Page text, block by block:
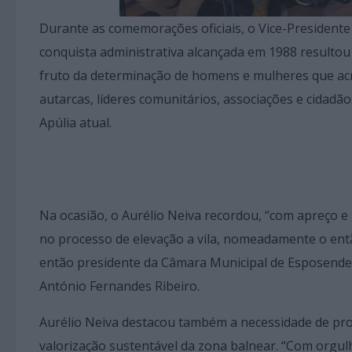
Durante as comemorações oficiais, o Vice-
conquista administrativa alcançada em 1988
fruto da determinação de homens e mulheres que
autarcas, líderes comunitários, associações e
Apúlia atual.
Na ocasião, o Aurélio Neiva recordou, “com apreço
no processo de elevação a vila, nomeadamente o
então presidente da Câmara Municipal de
António Fernandes Ribeiro.
Aurélio Neiva destacou também a necessidade de
valorização sustentável da zona balnear. “Com